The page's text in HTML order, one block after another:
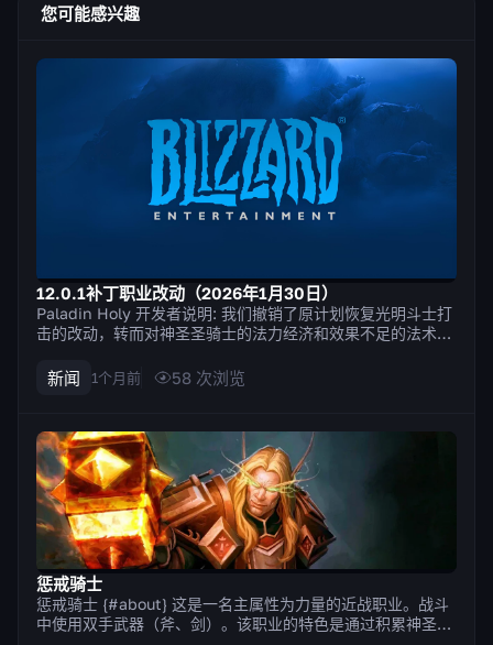
您可能感兴趣
12.0.1补丁职业改动（2026年1月30日）
Paladin Holy 开发者说明: 我们撤销了原计划恢复光明斗士打
击的改动，转而对神圣圣骑士的法力经济和效果不足的法术进
术来达到类似的效果；也就是说，在不过度破坏玩家所喜爱的
熟悉玩法的前提下，为玩法增添多样性。感谢大家的反馈！ 圣
新闻 1个月前 58 次浏览
惩戒骑士
惩戒骑士 {#about} 这是一名主属性为力量的近战职业。战斗
中使用双手武器（斧、剑）。该职业的特色是通过积累神圣能